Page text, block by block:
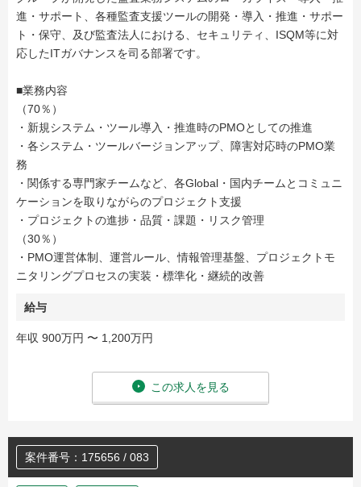
進・サポート、各種監査支援ツールの開発・導入・推進・サポー
ト・保守、及び監査法人における、セキュリティ、ISQM等に対
応したITガバナンスを司る部署です。
■業務内容
（70％）
・新規システム・ツール導入・推進時のPMOとしての推進
・各システム・ツールバージョンアップ、障害対応時のPMO業
務
・関係する専門家チームなど、各Global・国内チームとコミュニ
ケーションを取りながらのプロジェクト支援
・プロジェクトの進捗・品質・課題・リスク管理
（30％）
・PMO運営体制、運営ルール、情報管理基盤、プロジェクトモ
ニタリングプロセスの実装・標準化・継続的改善
給与
年収 900万円 〜 1,200万円
この求人を見る
案件番号：175656 / 083